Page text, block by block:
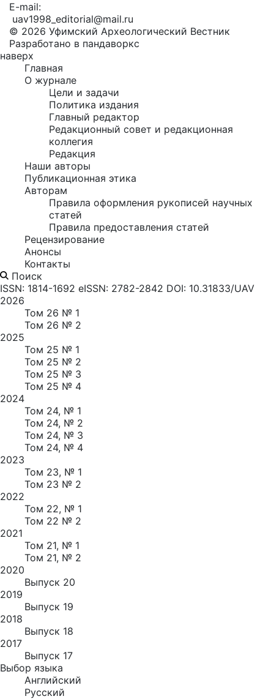
E-mail:
uav1998_editorial@mail.ru
© 2026 Уфимский Археологический Вестник
Разработано в пандаворкс
наверх
Главная
О журнале
Цели и задачи
Политика издания
Главный редактор
Редакционный совет и редакционная
коллегия
Редакция
Наши авторы
Публикационная этика
Авторам
Правила оформления рукописей научных
статей
Правила предоставления статей
Рецензирование
Анонсы
Контакты
Поиск
ISSN: 1814-1692 eISSN: 2782-2842 DOI: 10.31833/UAV
2026
Том 26 № 1
Том 26 № 2
2025
Том 25 № 1
Том 25 № 2
Том 25 № 3
Том 25 № 4
2024
Том 24, № 1
Том 24, № 2
Том 24, № 3
Том 24, № 4
2023
Том 23, № 1
Том 23 № 2
2022
Том 22, № 1
Том 22 № 2
2021
Том 21, № 1
Том 21, № 2
2020
Выпуск 20
2019
Выпуск 19
2018
Выпуск 18
2017
Выпуск 17
Выбор языка
Английский
Русский